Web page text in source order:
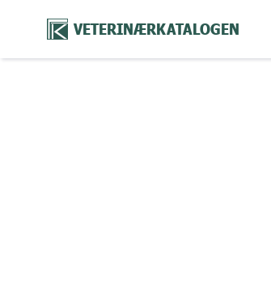
VETERINÆRKATALOGEN